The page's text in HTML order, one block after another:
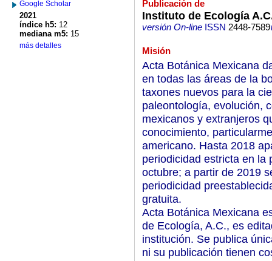
Google Scholar
2021
índice h5: 12
mediana m5: 15
más detalles
Publicación de
Instituto de Ecología
versión On-lineISSN 2448-7589
Misión
Acta Botánica Mexicana
en todas las áreas de la
taxones nuevos para la
paleontología, evolución,
mexicanos y extranjeros
conocimiento,
americano. Hasta 2018
periodicidad estricta en la
octubre; a partir de 2019
periodicidad
gratuita.
Acta Botánica Mexicana
de Ecología, A.C., es
institución. Se publica
ni su publicación tienen